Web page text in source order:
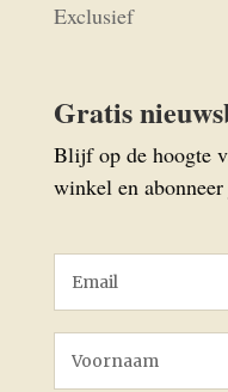
Exclusief
Gratis
Blijf op de hoogte
winkel en